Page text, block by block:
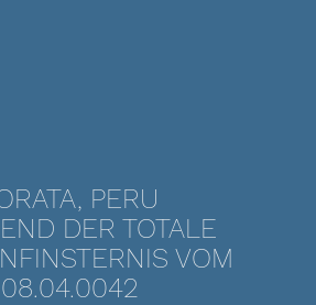
PERU
DER TOTALE
VOM
08.04.0042